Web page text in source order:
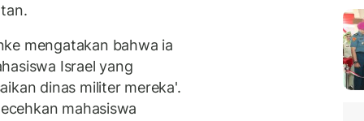
mengatakan bahwa ia
Israel yang
dinas militer mereka'.
mahasiswa